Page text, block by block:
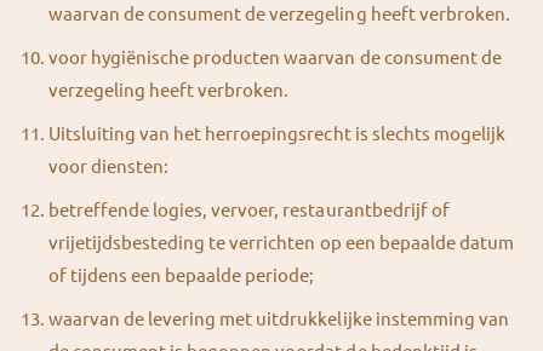
waarvan de consument de verzegeling heeft verbroken.
voor hygiënische producten waarvan de consument de
verzegeling heeft verbroken.
Uitsluiting van het herroepingsrecht is slechts mogelijk
voor diensten:
betreffende logies, vervoer, restaurantbedrijf of
vrijetijdsbesteding te verrichten op een bepaalde datum
of tijdens een bepaalde periode;
waarvan de levering met uitdrukkelijke instemming van